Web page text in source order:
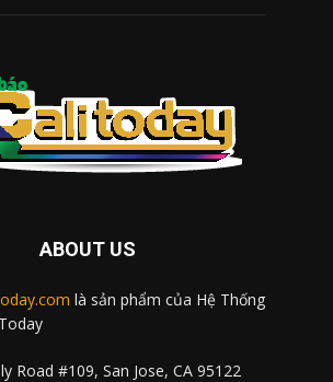
ABOUT US
là sản phẩm của Hệ Thống
Road #109, San Jose, CA 95122